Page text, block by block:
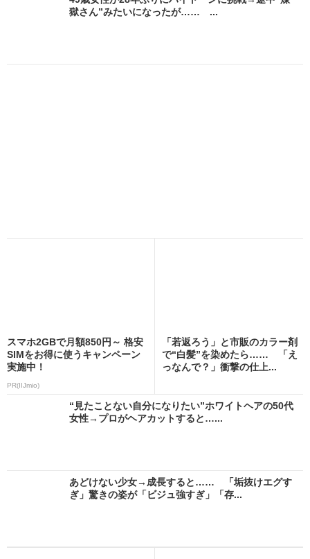
獄さん”みたいになったが…… ...
スマホ2GBで月額850円～ 格安
SIMをお得に使うキャンペーン
実施中！
PR(IIJmio)
「若返ろう」と市販のカラー剤
で“白髪”を染めたら…… 「え
っなんで？」衝撃の仕上...
“見たことない自分になりたい”ホワイトヘアの50代
女性→プロがヘアカットすると…...
あどけない少女→成長すると…… 「垢抜けエグす
ぎ」驚きの姿が「ビジュ強すぎ」「存...